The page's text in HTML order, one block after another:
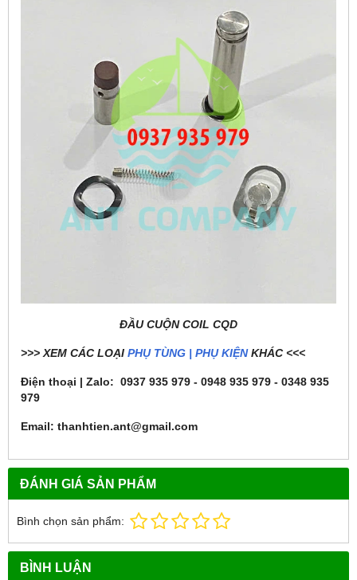
ĐẦU CUỘN COIL CQD
>>> XEM CÁC LOẠI PHỤ TÙNG | PHỤ KIỆNKHÁC <<<
Điện thoại | Zalo: 0937 935 979 - 0948 935 979 - 0348 935
979
Email: thanhtien.ant@gmail.com
ĐÁNH GIÁ SẢN PHẨM
Bình chọn sản phẩm:
BÌNH LUẬN